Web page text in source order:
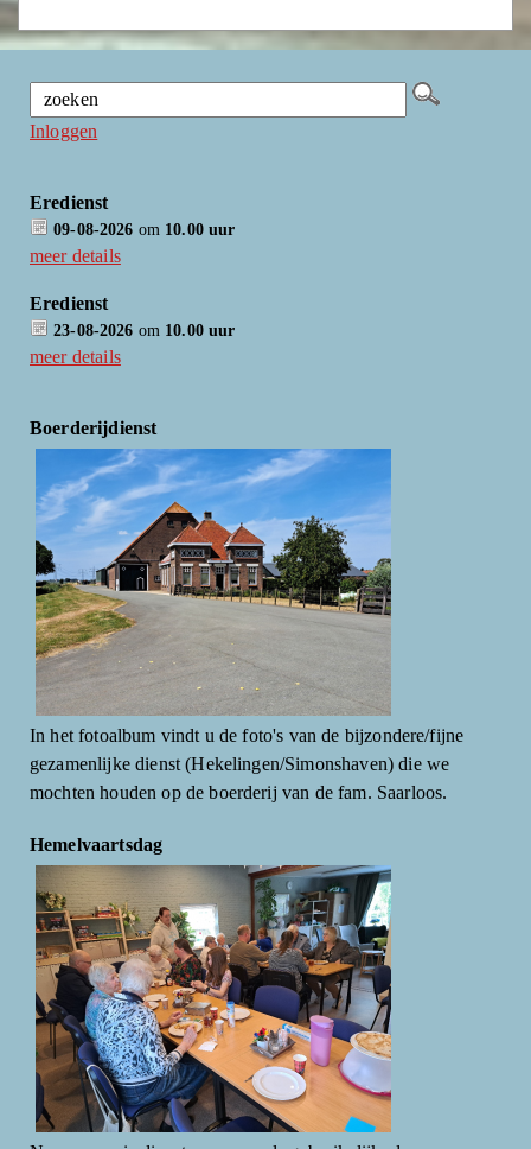
Inloggen
Eredienst
09-08-2026 om 10.00 uur
meer details
Eredienst
23-08-2026 om 10.00 uur
meer details
Boerderijdienst
In het fotoalbum vindt u de foto's van de bijzondere/fijne
gezamenlijke dienst (Hekelingen/Simonshaven) die we
mochten houden op de boerderij van de fam. Saarloos.
Hemelvaartsdag